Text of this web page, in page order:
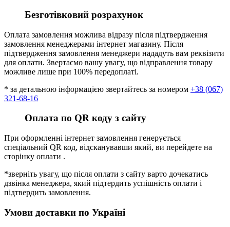
Безготівковий розрахунок
Оплата замовлення можлива відразу після підтвердження
замовлення менеджерами інтернет магазину. Після
підтвердження замовлення менеджери нададуть вам реквізити
для оплати. Звертаємо вашу увагу, що відправлення товару
можливе лише при 100% передоплаті.
* за детальною інформацією звертайтесь за номером +38 (067)
321-68-16
Оплата по QR коду з сайту
При оформленні інтернет замовлення генерується
спеціальний QR код, відсканувавши який, ви перейдете на
сторінку оплати .
*зверніть увагу, що після оплати з сайту варто дочекатись
дзвінка менеджера, який підтердить успішність оплати і
підтвердить замовлення.
Умови доставки по Україні